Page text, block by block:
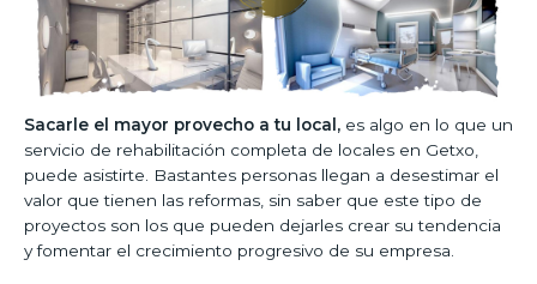
Sacarle el mayor provecho a tu local, es algo en lo que un
servicio de rehabilitación completa de locales en Getxo,
puede asistirte. Bastantes personas llegan a desestimar el
valor que tienen las reformas, sin saber que este tipo de
proyectos son los que pueden dejarles crear su tendencia
y fomentar el crecimiento progresivo de su empresa.